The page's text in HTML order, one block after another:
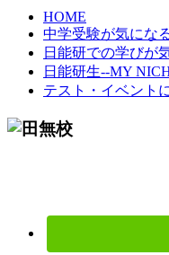
HOME
中学受験が気にな
日能研での学びが
日能研生--MY
テスト・イベント